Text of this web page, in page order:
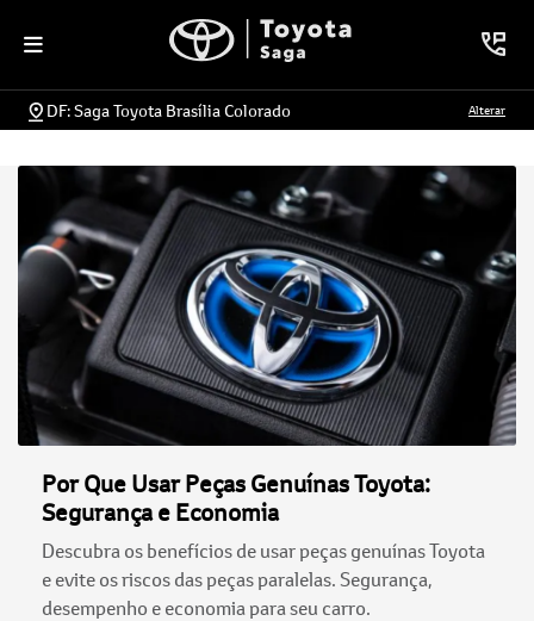
DF: Saga Toyota Brasília Colorado Alterar
Por Que Usar Peças Genuínas Toyota:
Segurança e Economia
Descubra os benefícios de usar peças genuínas Toyota
e evite os riscos das peças paralelas. Segurança,
desempenho e economia para seu carro.